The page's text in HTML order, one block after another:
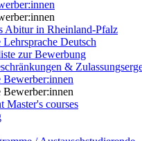
Abitur in Rheinland-Pfalz
Lehrsprache Deutsch
zur Bewerbung
&
Bewerber:innen
Bewerber:innen
Master's courses